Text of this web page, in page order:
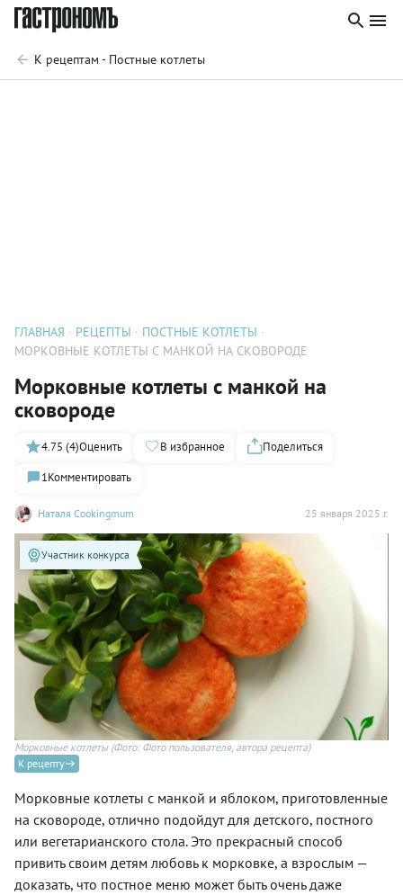
К рецептам - Постные котлеты
ГЛАВНАЯ РЕЦЕПТЫ
ПОСТНЫЕ КОТЛЕТЫ
МОРКОВНЫЕ КОТЛЕТЫ С МАНКОЙ НА СКОВОРОДЕ
Морковные котлеты с манкой на
сковороде
Наталя Cookingmum 25 января 2025 г.
4.75 (4)Оценить В избранное
Поделиться
1Комментировать
Участник конкурса
Морковные котлеты(Фото: Фото пользователя, автора рецепта)
К рецепту
Морковные котлеты с манкой и яблоком, приготовленные
на сковороде, отлично подойдут для детского, постного
или вегетарианского стола. Это прекрасный способ
привить своим детям любовь к морковке, а взрослым —
доказать, что постное меню может быть очень даже